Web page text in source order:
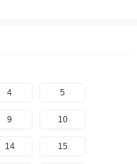
4 5
9 10
14 15